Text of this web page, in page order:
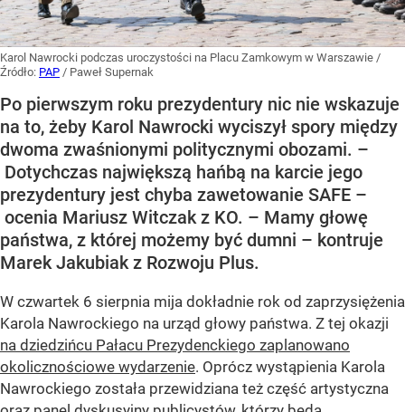
Karol Nawrocki podczas uroczystości na Placu Zamkowym w Warszawie /
Źródło: PAP / Paweł Supernak
Po pierwszym roku prezydentury nic nie wskazuje
na to, żeby Karol Nawrocki wyciszył spory między
dwoma zwaśnionymi politycznymi obozami. –
Dotychczas największą hańbą na karcie jego
prezydentury jest chyba zawetowanie SAFE –
ocenia Mariusz Witczak z KO. – Mamy głowę
państwa, z której możemy być dumni – kontruje
Marek Jakubiak z Rozwoju Plus.
W czwartek 6 sierpnia mija dokładnie rok od zaprzysiężenia
Karola Nawrockiego na urząd głowy państwa. Z tej okazji
na dziedzińcu Pałacu Prezydenckiego zaplanowano
okolicznościowe wydarzenie. Oprócz wystąpienia Karola
Nawrockiego została przewidziana też część artystyczna